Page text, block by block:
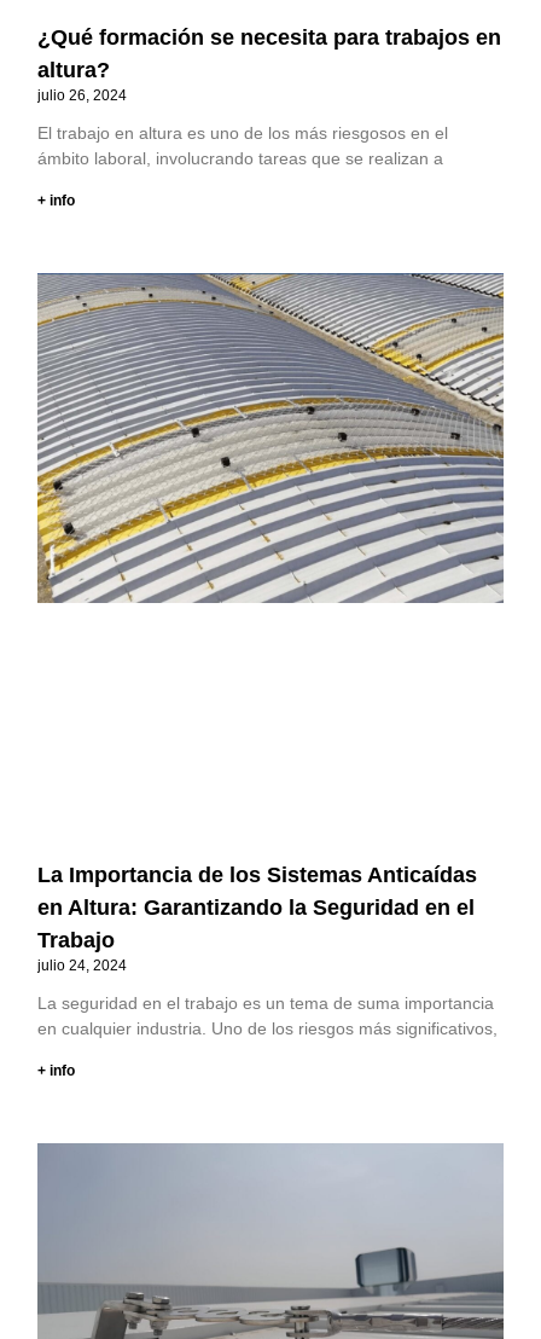
¿Qué formación se necesita para trabajos en
altura?
julio 26, 2024
El trabajo en altura es uno de los más riesgosos en el
ámbito laboral, involucrando tareas que se realizan a
+ info
La Importancia de los Sistemas Anticaídas
en Altura: Garantizando la Seguridad en el
Trabajo
julio 24, 2024
La seguridad en el trabajo es un tema de suma importancia
en cualquier industria. Uno de los riesgos más significativos,
+ info